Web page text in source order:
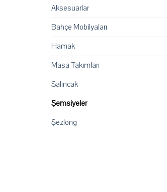
Aksesuarlar
Bahçe Mobilyaları
Hamak
Masa Takımları
Salıncak
Şemsiyeler
Şezlong